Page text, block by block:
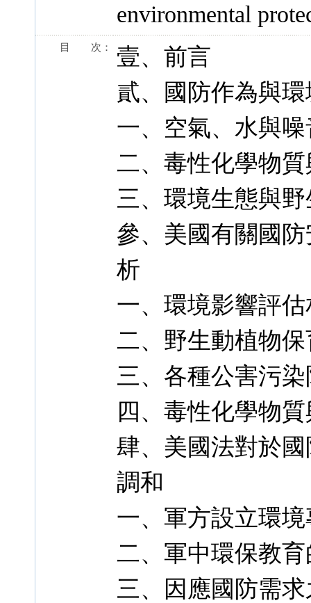
environmental
目 次：
壹、前言
貳、國防作為與
一、空氣、水與
二、毒性化學物
三、環境生態與
參、美國有關國
析
一、環境影響評
二、野生動植物
三、各種公害污
四、毒性化學物
肆、美國法對於
調和
一、軍方設立環
二、軍中環保教
三、因應國防需